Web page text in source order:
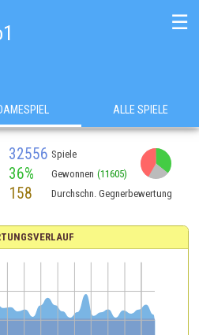
☰
ALLE SPIELE
32556 Spiele
36% Gewonnen (11605)
158 Durchschn. Gegnerbewertung